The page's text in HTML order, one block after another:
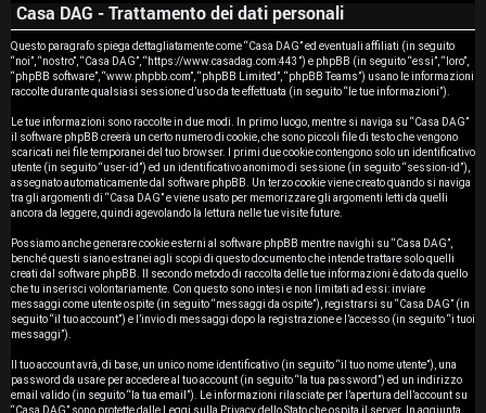
r
g
o
m
e
n
t
i
s
e
n
a
Casa DAG - Trattamento dei dati personali
Questo paragrafo spiega dettagliatamente come “Casa DAG” ed eventuali affiliati (in seguito
“noi”, “nostro”, “Casa DAG”, “https://www.casadag.com:443”) e phpBB (in seguito “essi”, “loro”,
“phpBB software”, “www.phpbb.com”, “phpBB Limited”, “phpBB Teams”) usano le informazioni
raccolte durante qualsiasi sessione d’uso da te effettuata (in seguito “le tue informazioni”).
Le tue informazioni sono raccolte in due modi. In primo luogo, mentre si naviga su “Casa DAG”
il software phpBB creerà un certo numero di cookie, che sono piccoli file di testo che vengono
scaricati nei file temporanei del tuo browser. I primi due cookie contengono solo un identificativo
utente (in seguito “user-id”) ed un identificativo anonimo di sessione (in seguito “session-id”),
assegnato automaticamente dal software phpBB. Un terzo cookie viene creato quando si naviga
tra gli argomenti di “Casa DAG” e viene usato per memorizzare gli argomenti letti da quelli
ancora da leggere, quindi agevolando la lettura nelle tue visite future.
Possiamo anche generare cookie esterni al software phpBB mentre navighi su “Casa DAG”,
benché questi siano estranei agli scopi di questo documento che intende trattare solo quelli
creati dal software phpBB. Il secondo metodo di raccolta delle tue informazioni è dato da quello
che tu inserisci volontariamente. Con questo sono intesi e non limitati ad essi: inviare
messaggi come utente ospite (in seguito “messaggi da ospite”), registrarsi su “Casa DAG” (in
seguito “il tuo account”) e l’invio di messaggi dopo la registrazione e l’accesso (in seguito “i tuoi
messaggi”).
Il tuo account avrà, di base, un unico nome identificativo (in seguito “il tuo nome utente”), una
password da usare per accedere al tuo account (in seguito “la tua password”) ed un indirizzo
email valido (in seguito “la tua email”). Le informazioni rilasciate per l’apertura dell’account su
“Casa DAG” sono protette dalle Leggi sulla Privacy dello Stato che ospita il server. In aggiunta